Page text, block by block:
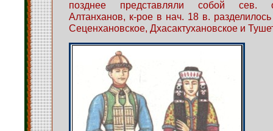
позднее представляли собой сев.
Алтанханов, к-рое в нач. 18 в.
Сеценхановское, Дхасактухановское и